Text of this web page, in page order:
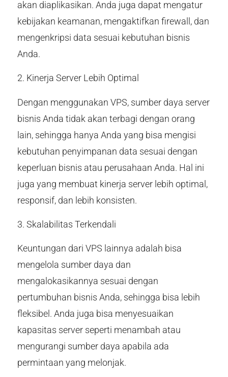
akan diaplikasikan. Anda juga dapat mengatur
kebijakan keamanan, mengaktifkan firewall, dan
mengenkripsi data sesuai kebutuhan bisnis
Anda.
2. Kinerja Server Lebih Optimal
Dengan menggunakan VPS, sumber daya server
bisnis Anda tidak akan terbagi dengan orang
lain, sehingga hanya Anda yang bisa mengisi
kebutuhan penyimpanan data sesuai dengan
keperluan bisnis atau perusahaan Anda. Hal ini
juga yang membuat kinerja server lebih optimal,
responsif, dan lebih konsisten.
3. Skalabilitas Terkendali
Keuntungan dari VPS lainnya adalah bisa
mengelola sumber daya dan
mengalokasikannya sesuai dengan
pertumbuhan bisnis Anda, sehingga bisa lebih
fleksibel. Anda juga bisa menyesuaikan
kapasitas server seperti menambah atau
mengurangi sumber daya apabila ada
permintaan yang melonjak.